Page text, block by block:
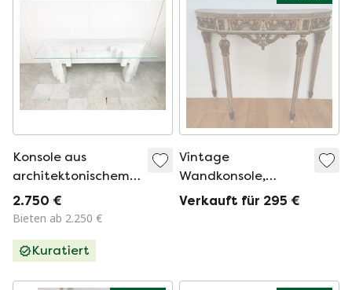
Konsole aus
architektonischem
Marmor
2.750 €
Bieten ab 2.250 €
Kuratiert
Vintage
Wandkonsole,
Beistelltisch,
Verkauft für 295 €